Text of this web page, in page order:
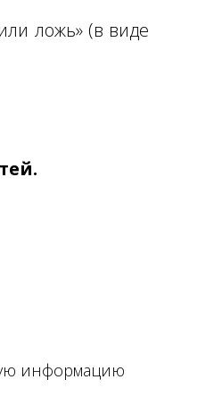
ложь» (в виде
информацию